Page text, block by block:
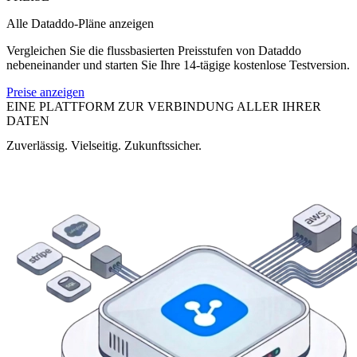
Alle Dataddo-Pläne anzeigen
Vergleichen Sie die flussbasierten Preisstufen von Dataddo
nebeneinander und starten Sie Ihre 14-tägige kostenlose Testversion.
Preise anzeigen
EINE PLATTFORM ZUR VERBINDUNG ALLER IHRER
DATEN
Zuverlässig. Vielseitig. Zukunftssicher.